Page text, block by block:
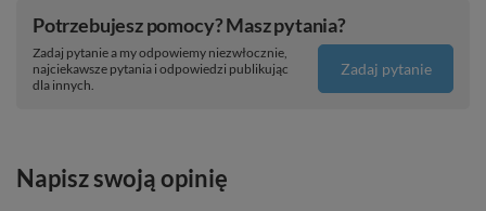
Potrzebujesz pomocy? Masz pytania?
Zadaj pytanie a my odpowiemy niezwłocznie,
najciekawsze pytania i odpowiedzi publikując
dla innych.
Zadaj pytanie
Napisz swoją opinię